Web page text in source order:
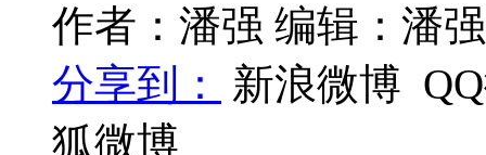
作者：潘强 编辑：潘强
分享到：
新浪微博
狐微博